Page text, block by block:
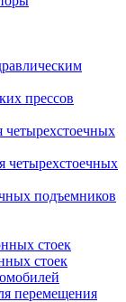
прессов
четырехстоечных
четырехстоечных
подъемников
стоек
стоек
перемещения